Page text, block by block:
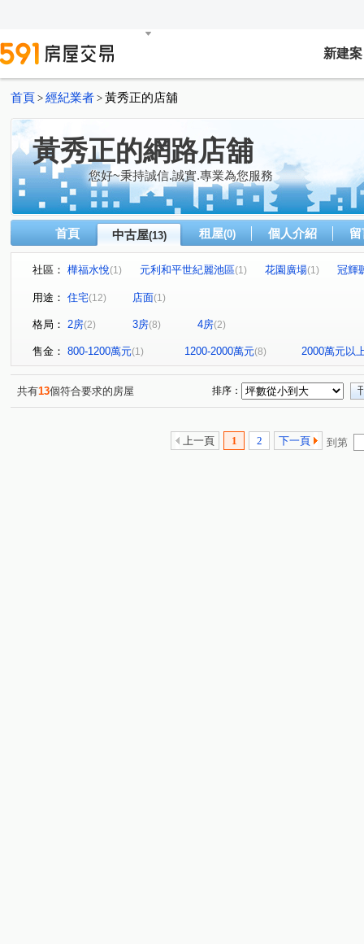
新建案
首頁 > 經紀業者 > 黃秀正的店舖
黃秀正的網路店舖
您好~秉持誠信.誠實.專業為您服務
首頁 中古屋(13) 租屋(0) 個人介紹
社區： 樺福水悅(1) 元利和平世紀麗池區(1) 花園廣場(1)
冠輝
環河西路一段
(1)
用途： 住宅(12) 店面(1)
格局： 2房(2) 3房(8) 4房(2)
售金： 800-1200萬元(1) 1200-2000萬元(8) 2000萬元以
共有13個符合要求的房屋 排序：
上一頁 1 2 下一頁 到第